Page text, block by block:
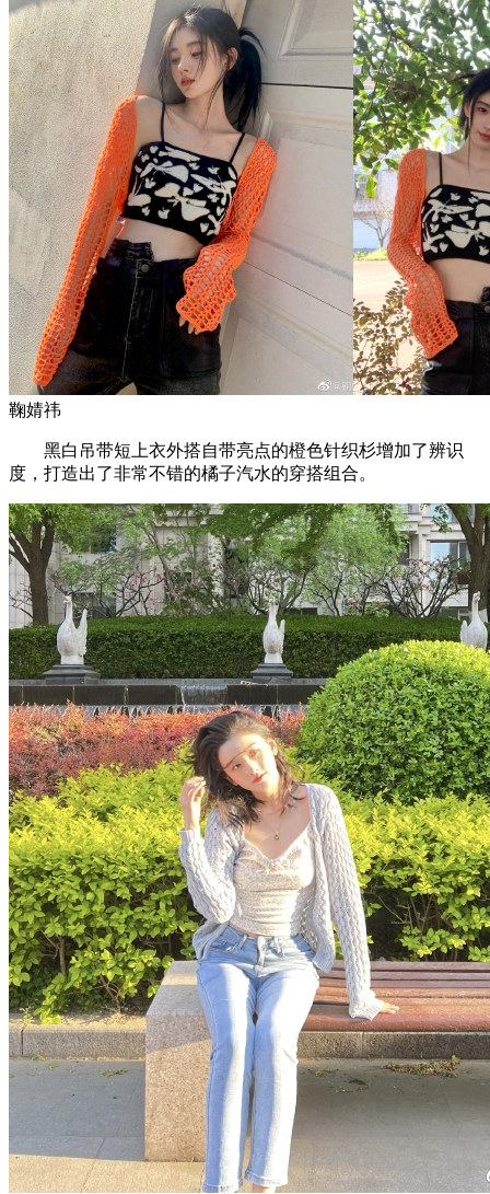
鞠婧祎
黑白吊带短上衣外搭自带亮点的橙色针织杉增加了辨识
度，打造出了非常不错的橘子汽水的穿搭组合。